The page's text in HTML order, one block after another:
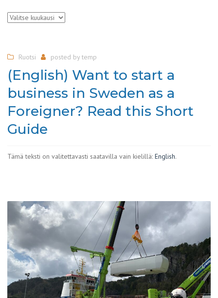
Arkistot
Ruotsi posted by temp
(English) Want to start a
business in Sweden as a
Foreigner? Read this Short
Guide
Tämä teksti on valitettavasti saatavilla vain kielillä: English.